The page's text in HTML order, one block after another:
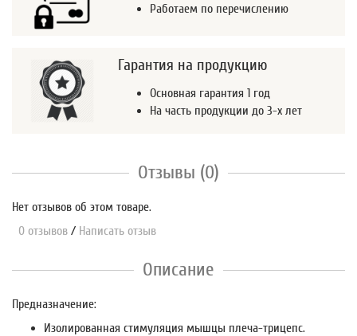
Работаем по перечислению
Гарантия на продукцию
Основная гарантия 1 год
На часть продукции до 3-х лет
Отзывы (0)
Нет отзывов об этом товаре.
0 отзывов / Написать отзыв
Описание
Предназначение:
Изолированная стимуляция мышцы плеча-трицепс.